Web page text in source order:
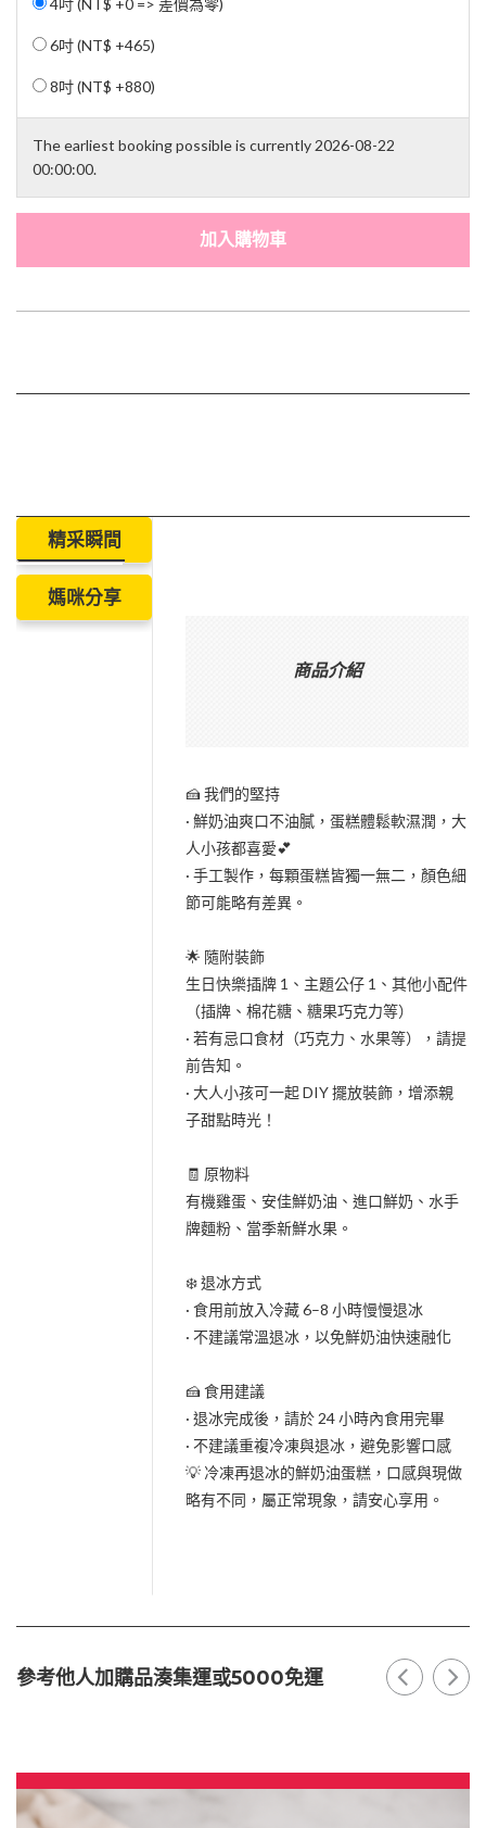
6吋 (NT$ +465)
8吋 (NT$ +880)
The earliest booking possible is currently 2026-08-22
00:00:00.
加入購物車
精采瞬間
媽咪分享
商品介紹
🍰 我們的堅持
· 鮮奶油爽口不油膩，蛋糕體鬆軟濕潤，大
人小孩都喜愛💕
· 手工製作，每顆蛋糕皆獨一無二，顏色細
節可能略有差異。
🌟 隨附裝飾
生日快樂插牌 1、主題公仔 1、其他小配件
（插牌、棉花糖、糖果巧克力等）
· 若有忌口食材（巧克力、水果等），請提
前告知。
· 大人小孩可一起 DIY 擺放裝飾，增添親
子甜點時光！
🧾 原物料
有機雞蛋、安佳鮮奶油、進口鮮奶、水手
牌麵粉、當季新鮮水果。
❄️ 退冰方式
· 食用前放入冷藏 6–8 小時慢慢退冰
· 不建議常溫退冰，以免鮮奶油快速融化
🍰 食用建議
· 退冰完成後，請於 24 小時內食用完畢
· 不建議重複冷凍與退冰，避免影響口感
💡 冷凍再退冰的鮮奶油蛋糕，口感與現做
略有不同，屬正常現象，請安心享用。
參考他人加購品湊集運或5000免運